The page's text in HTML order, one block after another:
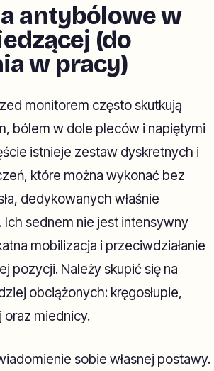
antybólowe w
(do
w pracy)
monitorem często skutkują
bólem w dole pleców i napiętymi
istnieje zestaw dyskretnych i
które można wykonać bez
dedykowanych właśnie
Ich sednem nie jest intensywny
mobilizacja i przeciwdziałanie
pozycji. Należy skupić się na
obciążonych: kręgosłupie,
miednicy.
sobie własnej postawy.